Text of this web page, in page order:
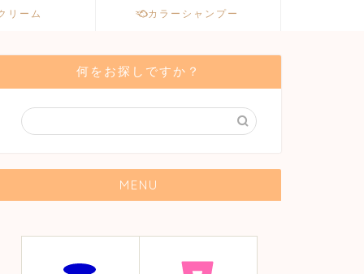
リーム カラーシャンプー
何をお探しですか？
MENU